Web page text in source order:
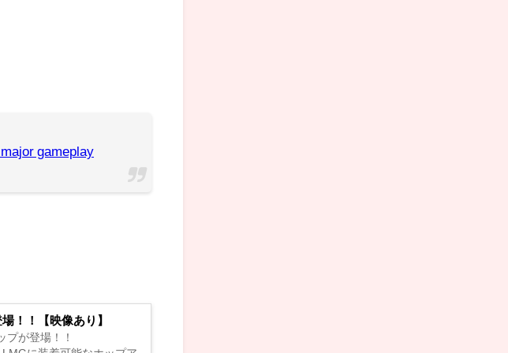
gameplay
！！【映像あり】
プが登場！！